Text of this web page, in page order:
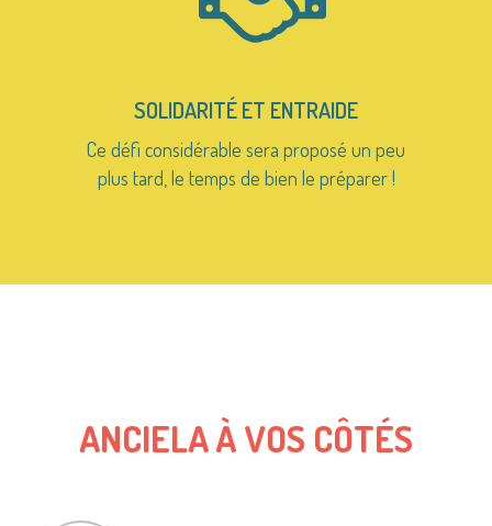
SOLIDARITÉ ET ENTRAIDE
Ce défi considérable sera proposé un peu
plus tard, le temps de bien le préparer !
ANCIELA À VOS CÔTÉS